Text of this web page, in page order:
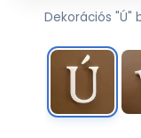
Dekorációs "Ú"